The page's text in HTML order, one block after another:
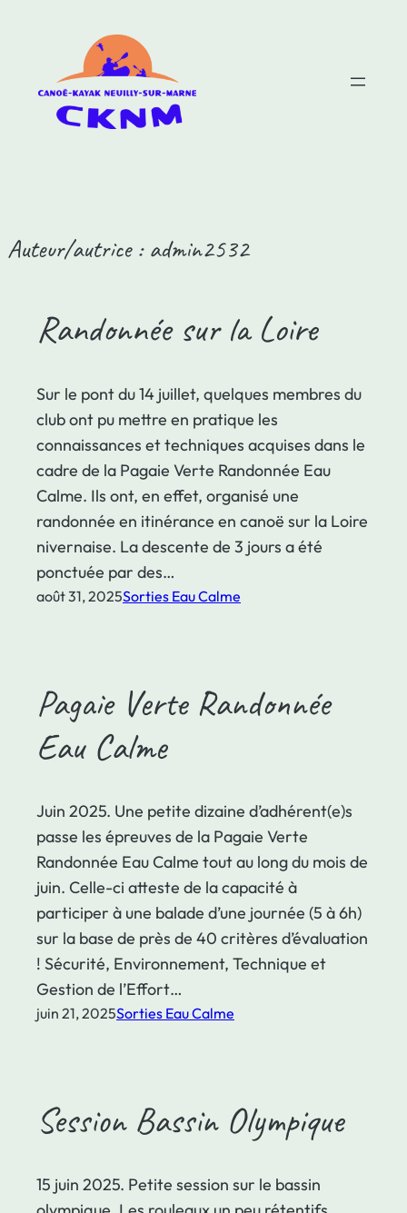
Auteur/autrice : admin2532
Randonnée sur la Loire
Sur le pont du 14 juillet, quelques membres du
club ont pu mettre en pratique les
connaissances et techniques acquises dans le
cadre de la Pagaie Verte Randonnée Eau
Calme. Ils ont, en effet, organisé une
randonnée en itinérance en canoë sur la Loire
nivernaise. La descente de 3 jours a été
ponctuée par des…
août 31, 2025Sorties Eau Calme
Pagaie Verte Randonnée
Eau Calme
Juin 2025. Une petite dizaine d’adhérent(e)s
passe les épreuves de la Pagaie Verte
Randonnée Eau Calme tout au long du mois de
juin. Celle-ci atteste de la capacité à
participer à une balade d’une journée (5 à 6h)
sur la base de près de 40 critères d’évaluation
! Sécurité, Environnement, Technique et
Gestion de l’Effort…
juin 21, 2025Sorties Eau Calme
Session Bassin Olympique
15 juin 2025. Petite session sur le bassin